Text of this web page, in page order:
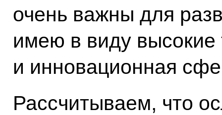
очень важны для
имею в виду высокие
и инновационная
Рассчитываем, что